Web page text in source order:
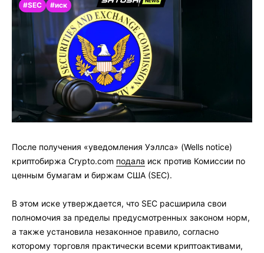
#SEC #иск
После получения «уведомления Уэллса» (Wells notice)
криптобиржа Crypto.com подала иск против Комиссии по
ценным бумагам и биржам США (SEC).
В этом иске утверждается, что SEC расширила свои
полномочия за пределы предусмотренных законом норм,
а также установила незаконное правило, согласно
которому торговля практически всеми криптоактивами,